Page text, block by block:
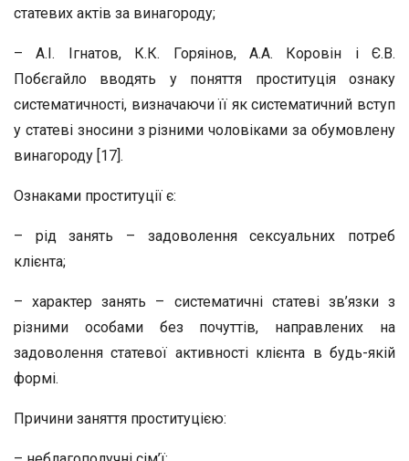
статевих актів за винагороду;
– А.І. Ігнатов, К.К. Горяінов, A.A. Коровін і Є.В.
Побєгайло вводять у поняття проституція ознаку
систематичності, визначаючи її як систематичний вступ
у статеві зносини з різними чоловіками за обумовлену
винагороду [17].
Ознаками проституції є:
– рід занять – задоволення сексуальних потреб
клієнта;
– характер занять – систематичні статеві зв’язки з
різними особами без почуттів, направлених на
задоволення статевої активності клієнта в будь-якій
формі.
Причини заняття проституцією: